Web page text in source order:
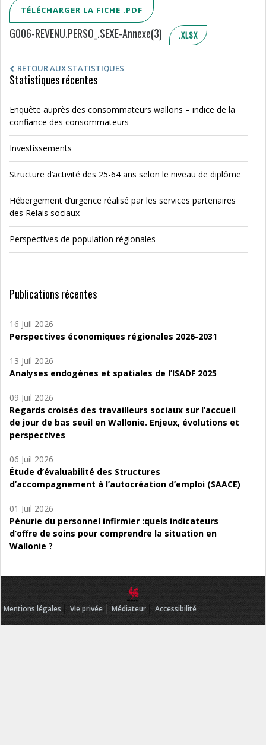
TÉLÉCHARGER LA FICHE .PDF
G006-REVENU.PERSO_.SEXE-Annexe(3) .XLSX
RETOUR AUX STATISTIQUES
Statistiques récentes
Enquête auprès des consommateurs wallons – indice de la
confiance des consommateurs
Investissements
Structure d’activité des 25-64 ans selon le niveau de diplôme
Hébergement d’urgence réalisé par les services partenaires
des Relais sociaux
Perspectives de population régionales
Publications récentes
16 Juil 2026
Perspectives économiques régionales 2026-2031
13 Juil 2026
Analyses endogènes et spatiales de l’ISADF 2025
09 Juil 2026
Regards croisés des travailleurs sociaux sur l’accueil
de jour de bas seuil en Wallonie. Enjeux, évolutions et
perspectives
06 Juil 2026
Étude d’évaluabilité des Structures
d’accompagnement à l’autocréation d’emploi (SAACE)
01 Juil 2026
Pénurie du personnel infirmier :quels indicateurs
d’offre de soins pour comprendre la situation en
Wallonie ?
Mentions légales Vie privée Médiateur Accessibilité